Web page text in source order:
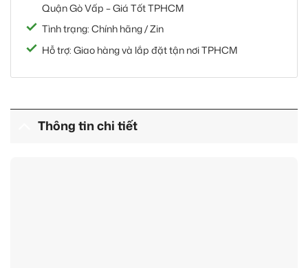
Quận Gò Vấp – Giá Tốt TPHCM
Tình trạng: Chính hãng / Zin
Hỗ trợ: Giao hàng và lắp đặt tận nơi TPHCM
Thông tin chi tiết